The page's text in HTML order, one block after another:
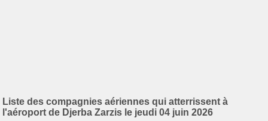
Liste des compagnies aériennes qui atterrissent à
l'aéroport de Djerba Zarzis le jeudi 04 juin 2026